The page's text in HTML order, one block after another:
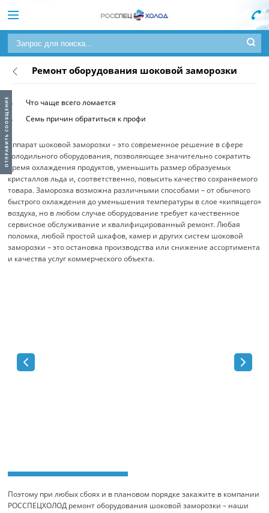
Ремонт оборудования шоковой заморозки
Что чаще всего ломается
Семь причин обратиться к профи
Аппарат шоковой заморозки – это современное решение в сфере
холодильного оборудования, позволяющее значительно сократить
время охлаждения продуктов, уменьшить размер образуемых
кристаллов льда и, соответственно, повысить качество сохраняемого
товара. Заморозка возможна различными способами – от обычного
быстрого охлаждения до уменьшения температуры в слое «кипящего»
воздуха, но в любом случае оборудование требует качественное
сервисное обслуживание и квалифицированный ремонт. Любая
поломка, любой простой шкафов, камер и других систем шоковой
заморозки – это остановка производства или снижение ассортимента
и качества услуг коммерческого объекта.
Поэтому при любых сбоях и в плановом порядке закажите в компании
РОССПЕЦХОЛОД ремонт оборудования шоковой заморозки – наши